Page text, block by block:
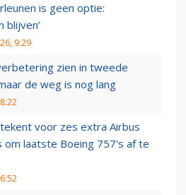
is geen optie:
blijven’
9:29
zien in tweede
de weg is nog lang
voor zes extra Airbus
om laatste Boeing 757's af te